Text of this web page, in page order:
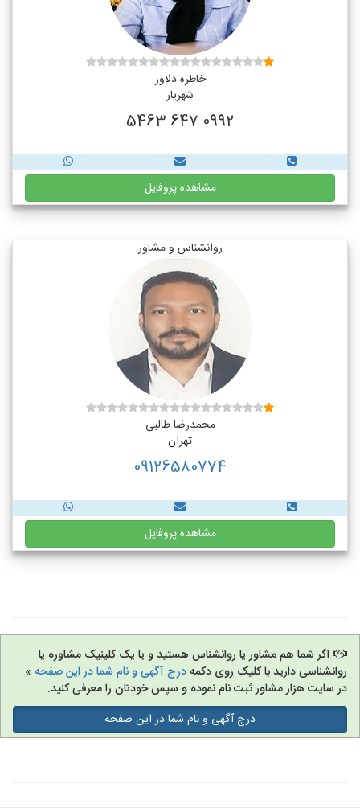
خاطره دلاور
شهریار
0992 647 5463
مشاهده پروفایل
روانشناس و مشاور
محمدرضا طالبی
تهران
09126580774
مشاهده پروفایل
اگر شما هم مشاور یا روانشناس هستید و یا یک کلینیک مشاوره یا
روانشناسی دارید با کلیک روی دکمهدرج آگهی و نام شما در این صفحه »
در سایت هزار مشاور ثبت نام نموده و سپس خودتان را معرفی کنید.
درج آگهی و نام شما در این صفحه